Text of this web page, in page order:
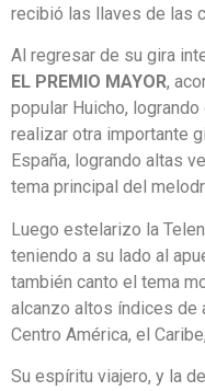
recibió las llaves de las
Al regresar de su gira
EL PREMIO MAYOR,
popular Huicho,
realizar otra importante
España, logrando altas
tema principal del
Luego estelarizo la
teniendo a su lado al
también canto el tema
alcanzo altos índices de
Centro América, el
Su espíritu viajero, y la